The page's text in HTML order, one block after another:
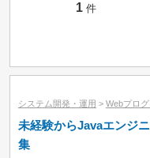
1 件
システム開発・運用 > Webプロ
未経験からJavaエンジ
集